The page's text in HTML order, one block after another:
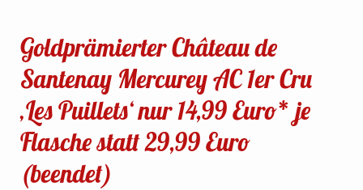
Goldprämierter Château de
Santenay Mercurey AC 1er Cru
‚Les Puillets‘ nur 14,99 Euro* je
Flasche statt 29,99 Euro
(beendet)